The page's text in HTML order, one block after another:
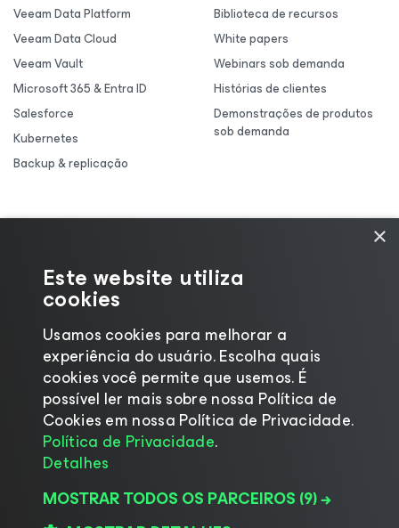
Veeam Data Platform
Veeam Data Cloud
Veeam Vault
Microsoft 365 & Entra ID
Salesforce
Kubernetes
Backup & replicação
Biblioteca de recursos
White papers
Webinars sob demanda
Histórias de clientes
Demonstrações de produtos
sob demanda
©2026 Veeam® Software |Aviso de Privacidade
Aviso de Cookies|Jurídico
licenciamento
×
Este website utiliza
cookies
Usamos cookies para melhorar a
experiência do usuário. Escolha quais
cookies você permite que usemos. É
possível ler mais sobre nossa Política de
Cookies em nossa Política de Privacidade.
Política de Privacidade.
Detalhes
MOSTRAR TODOS OS PARCEIROS (9) →